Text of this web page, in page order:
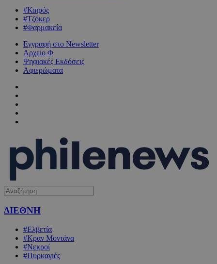
#Καιρός
#Τζόκερ
#Φαρμακεία
Εγγραφή στο Newsletter
Αρχείο Φ
Ψηφιακές Εκδόσεις
Αφιερώματα
ΔΙΕΘΝΗ
#Ελβετία
#Κραν Μοντάνα
#Νεκροί
#Πυρκαγιές